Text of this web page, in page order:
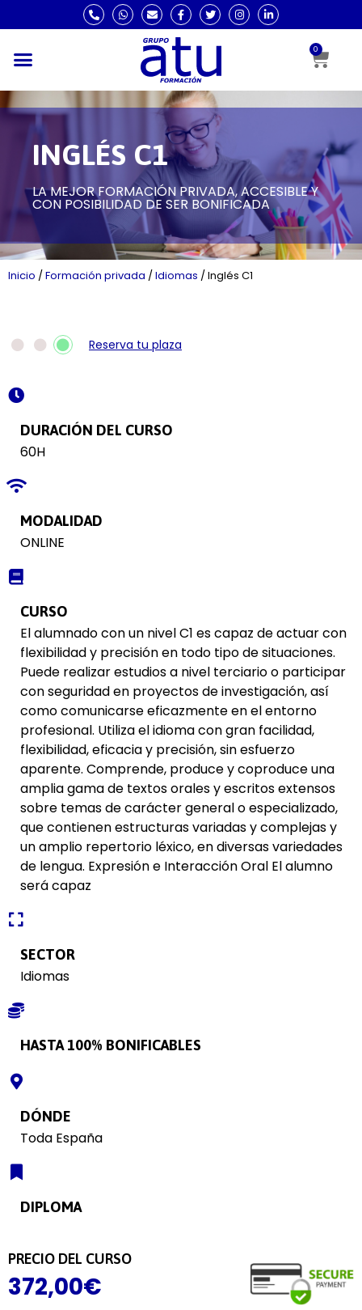
0
INGLÉS C1
LA MEJOR FORMACIÓN PRIVADA, ACCESIBLE Y
CON POSIBILIDAD DE SER BONIFICADA
Inicio /Formación privada /Idiomas /Inglés C1
Reserva tu plaza
DURACIÓN DEL CURSO
60H
MODALIDAD
ONLINE
CURSO
El alumnado con un nivel C1 es capaz de actuar con
flexibilidad y precisión en todo tipo de situaciones.
Puede realizar estudios a nivel terciario o participar
con seguridad en proyectos de investigación, así
como comunicarse eficazmente en el entorno
profesional. Utiliza el idioma con gran facilidad,
flexibilidad, eficacia y precisión, sin esfuerzo
aparente. Comprende, produce y coproduce una
amplia gama de textos orales y escritos extensos
sobre temas de carácter general o especializado,
que contienen estructuras variadas y complejas y
un amplio repertorio léxico, en diversas variedades
de lengua. Expresión e Interacción Oral El alumno
será capaz
SECTOR
Idiomas
HASTA 100% BONIFICABLES
DÓNDE
Toda España
DIPLOMA
PRECIO DEL CURSO
372,00€